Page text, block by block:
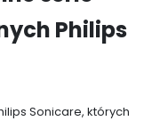
Philips
Sonicare, których